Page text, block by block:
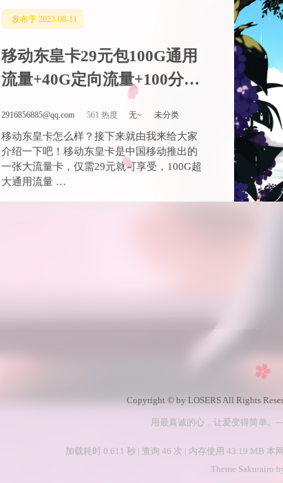
发布于 2023-08-11
移动东皇卡29元包100G通用
流量+40G定向流量+100分钟
2916856885@qq.com 561 热度 无~ 未分类
移动东皇卡怎么样？接下来就由我来给大家
介绍一下吧！移动东皇卡是中国移动推出的
一张大流量卡，仅需29元就可享受，100G超
大通用流量 …
Copyright © by LOSERS All Rights
用最真诚的心，让爱变得简单。
加载耗时 0.611 秒 | 查询 46 次 | 内存使用 43.19 MB 本
Theme Sakurairo